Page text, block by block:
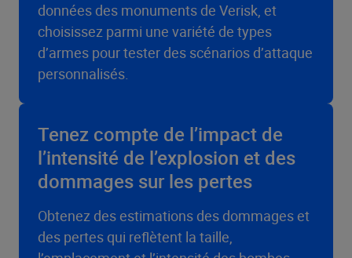
données des monuments de Verisk, et
choisissez parmi une variété de types
d’armes pour tester des scénarios d’attaque
personnalisés.
Tenez compte de l’impact de
l’intensité de l’explosion et des
dommages sur les pertes
Obtenez des estimations des dommages et
des pertes qui reflètent la taille,